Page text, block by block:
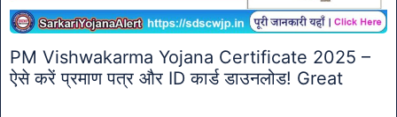
PM Vishwakarma Yojana Certificate 2025 –
ऐसे करें प्रमाण पत्र और ID कार्ड डाउनलोड! Great